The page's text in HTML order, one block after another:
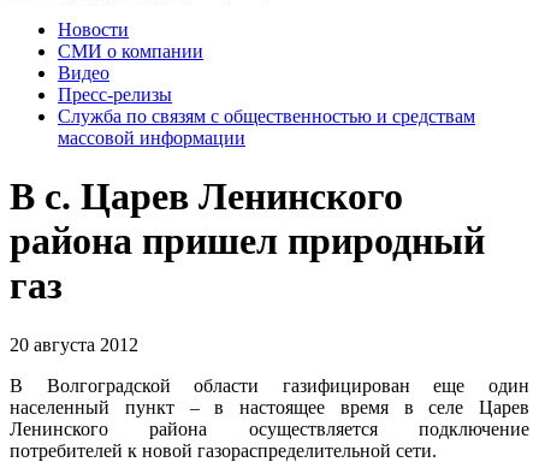
Новости
СМИ о компании
Видео
Пресс-релизы
Служба по связям с общественностью и средствам
массовой информации
В с. Царев Ленинского
района пришел природный
газ
20 августа 2012
В Волгоградской области газифицирован еще один
населенный пункт – в настоящее время в селе Царев
Ленинского района осуществляется подключение
потребителей к новой газораспределительной сети.